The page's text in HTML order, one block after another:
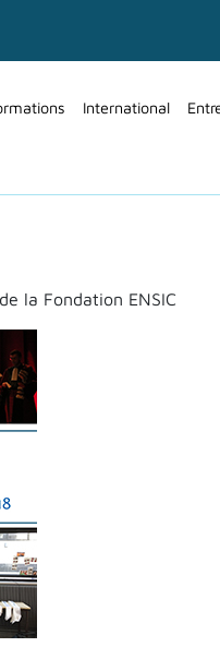
International
de la Fondation ENSIC